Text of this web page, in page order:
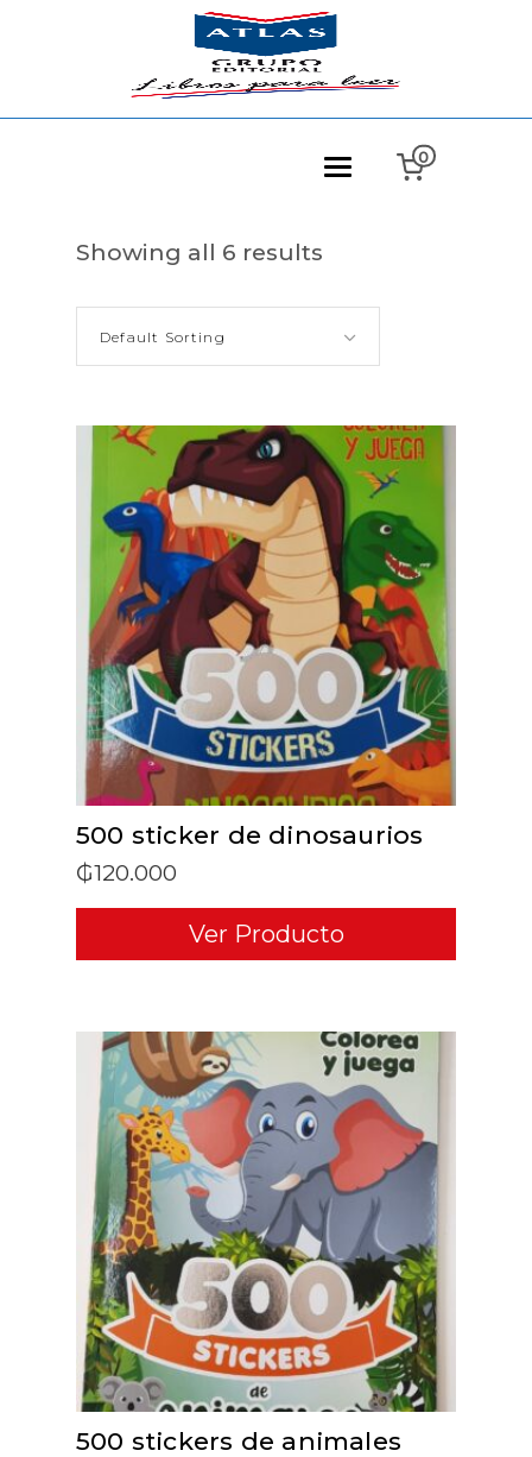
0
Showing all 6 results
Default Sorting
ADD TO CART
500 sticker de dinosaurios
₲120.000
Ver Producto
ADD TO CART
500 stickers de animales